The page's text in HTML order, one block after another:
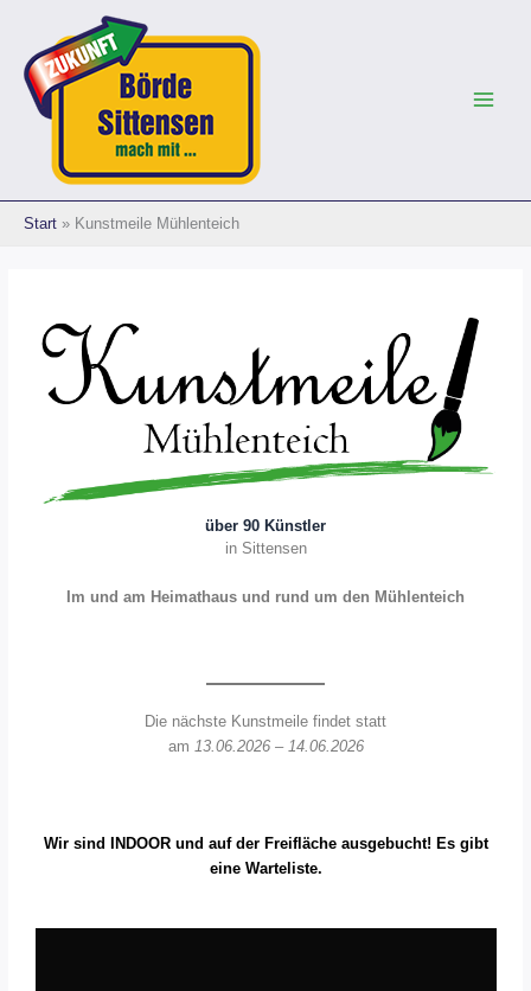
springen
Start Kunstmeile Mühlenteich
über 90 Künstler
in Sittensen
Im und am Heimathaus und rund um den Mühlenteich
Die nächste Kunstmeile findet statt
am 13.06.2026 – 14.06.2026
Wir sind INDOOR und auf der Freifläche ausgebucht! Es gibt
eine Warteliste.